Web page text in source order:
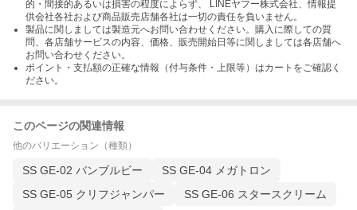
的・間接的あるいは損害の程度によらず、 LINEヤフー株式会社、情報提
供会社各社および商品販売店舗各社は一切の責任を負いません。
製品に関しましては製造元へお問い合わせください。購入に際しての質
問、各店舗サービスの内容、価格、販売開始日等に関しましては各店舗へ
お問い合わせください。
ポイント・支払額の正確な情報（付与条件・上限等）はカートをご確認く
ださい。
このページの関連情報
他のバリエーション（種類）
SS GE-02 バンブルビー
SS GE-04 メガトロン
SS GE-05 クリフジャンパー
SS GE-06 スタースクリーム